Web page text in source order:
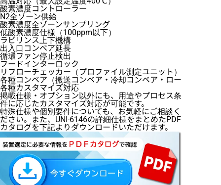
酸素濃度コントローラー
N2全ゾーン供給
酸素濃度全ゾーンサンプリング
低酸素濃度仕様（100ppm以下）
ラビリンス上下機構
出入口コンベア延長
循環ファン停止検出
フードインターロック
リフローチェッカー（プロファイル測定ユニット）
各種コンベア（搬送コンベア・冷却コンベア・ローダー・ア
各種カスタマイズ対応
掲載仕様・オプション以外にも、用途やプロセス条
件に応じたカスタマイズ対応が可能です。
特殊仕様や個別要件についても、お気軽にご相談く
ださい。また、UNI-6146の詳細仕様をまとめたPDF
カタログを下記よりダウンロードいただけます。